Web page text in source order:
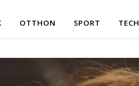
OTTHON SPORT TECH